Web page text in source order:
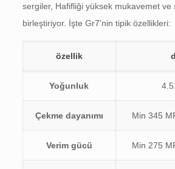
sergiler, Hafifliği yüksek mukavemet ve
birleştiriyor. İşte Gr7'nin tipik özellikleri:
özellik
Yoğunluk
Çekme dayanımı Min 345
Verim gücü Min 275